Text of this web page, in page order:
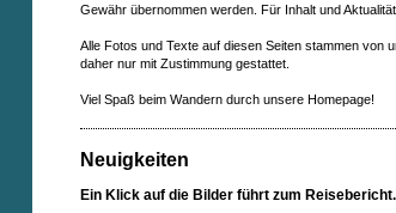
Gewähr übernommen werden. Für Inhalt und
Alle Fotos und Texte auf diesen Seiten stammen von
daher nur mit Zustimmung gestattet.
Viel Spaß beim Wandern durch unsere Homepage!
Neuigkeiten
Ein Klick auf die Bilder führt zum Reisebericht.